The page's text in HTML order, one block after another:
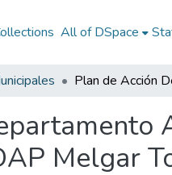
All of DSpace
Melgar